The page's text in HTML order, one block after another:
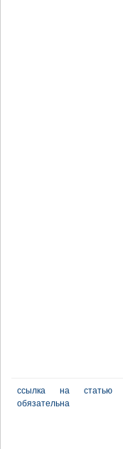
ссылка на статью
обязательна